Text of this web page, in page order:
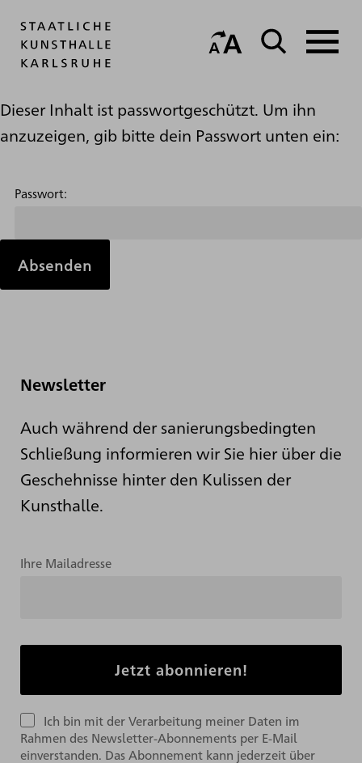
Dieser Inhalt ist passwortgeschützt. Um ihn
anzuzeigen, gib bitte dein Passwort unten ein:
Passwort:
Newsletter
Auch während der sanierungsbedingten
Schließung informieren wir Sie hier über die
Geschehnisse hinter den Kulissen der
Kunsthalle.
Ihre Mailadresse
Ich bin mit der Verarbeitung meiner Daten im
Rahmen des Newsletter-Abonnements per E-Mail
einverstanden. Das Abonnement kann jederzeit über